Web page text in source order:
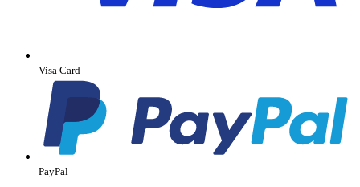
Visa Card
PayPal